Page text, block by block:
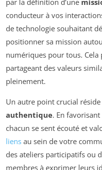
par la définition d’une
conducteur à vos
de technologie souhaitant
positionner sa mission
numériques pour tous.
partageant des valeurs
pleinement.
Un autre point crucial réside
authentique. En
chacun se sent écouté et
liens au sein de votre
des ateliers participatifs ou
membres à exprimer leurs